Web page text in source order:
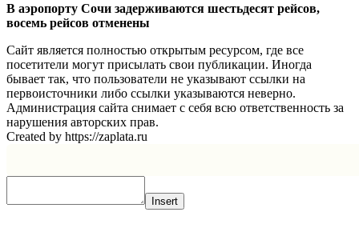
В аэропорту Сочи задерживаются шестьдесят рейсов,
восемь рейсов отменены
Сайт является полностью открытым ресурсом, где все
посетители могут присылать свои публикации. Иногда
бывает так, что пользователи не указывают ссылки на
первоисточники либо ссылки указываются неверно.
Администрация сайта снимает с себя всю ответственность за
нарушения авторских прав.
Created by https://zaplata.ru
Insert